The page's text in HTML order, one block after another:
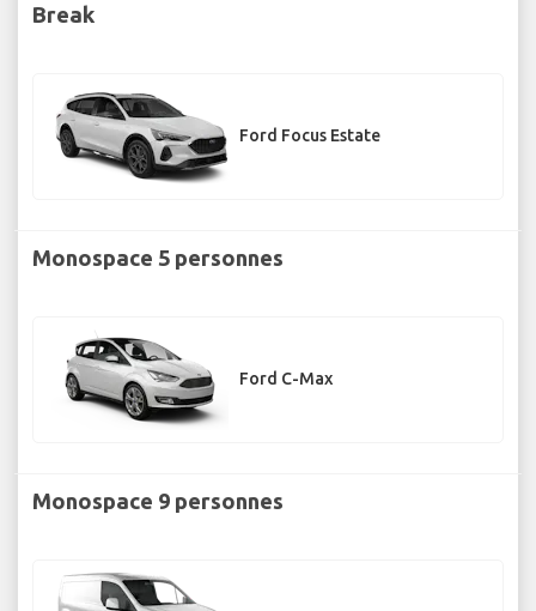
Break
Ford Focus Estate
Monospace 5 personnes
Ford C-Max
Monospace 9 personnes